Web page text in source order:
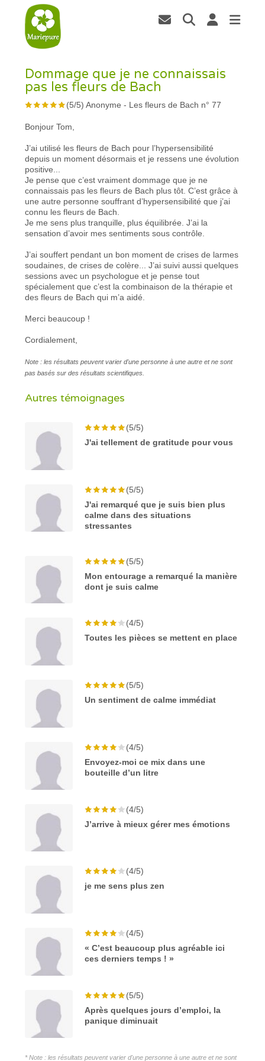
Dommage que je ne connaissais
pas les fleurs de Bach
(5/5)Anonyme - Les fleurs de Bach n° 77
Bonjour Tom,
J’ai utilisé les fleurs de Bach pour l’hypersensibilité
depuis un moment désormais et je ressens une évolution
positive...
Je pense que c’est vraiment dommage que je ne
connaissais pas les fleurs de Bach plus tôt. C’est grâce à
une autre personne souffrant d’hypersensibilité que j’ai
connu les fleurs de Bach.
Je me sens plus tranquille, plus équilibrée. J’ai la
sensation d’avoir mes sentiments sous contrôle.
J’ai souffert pendant un bon moment de crises de larmes
soudaines, de crises de colère... J’ai suivi aussi quelques
sessions avec un psychologue et je pense tout
spécialement que c’est la combinaison de la thérapie et
des fleurs de Bach qui m’a aidé.
Merci beaucoup !
Cordialement,
Note : les résultats peuvent varier d'une personne à une autre et ne sont
pas basés sur des résultats scientifiques.
Autres témoignages
(5/5)
J'ai tellement de gratitude pour vous
(5/5)
J'ai remarqué que je suis bien plus
calme dans des situations
stressantes
(5/5)
Mon entourage a remarqué la manière
dont je suis calme
(4/5)
Toutes les pièces se mettent en place
(5/5)
Un sentiment de calme immédiat
(4/5)
Envoyez-moi ce mix dans une
bouteille d’un litre
(4/5)
J’arrive à mieux gérer mes émotions
(4/5)
je me sens plus zen
(4/5)
« C’est beaucoup plus agréable ici
ces derniers temps ! »
(5/5)
Après quelques jours d’emploi, la
panique diminuait
* Note : les résultats peuvent varier d'une personne à une autre et ne sont